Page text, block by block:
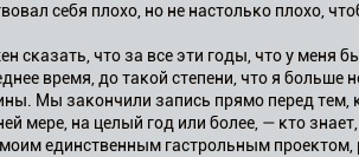
себя плохо, но не настолько плохо,
сказать, что за все эти годы, что у меня
время, до такой степени, что я больше
Мы закончили запись прямо перед тем,
мере, на целый год или более, — кто
единственным гастрольным проектом,